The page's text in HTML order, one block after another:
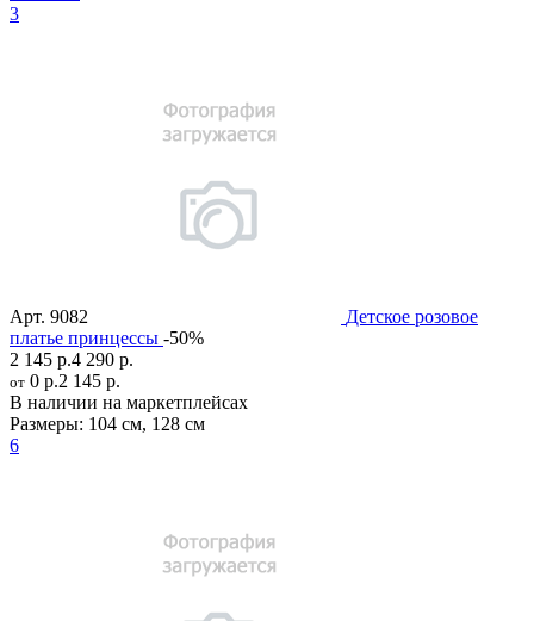
3
Арт. 9082
Детское розовое
платье принцессы -50%
2 145 р.4 290 р.
от 0 р.2 145 р.
В наличии на маркетплейсах
Размеры: 104 см, 128 см
6